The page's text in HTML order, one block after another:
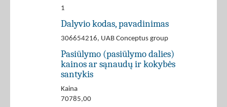
1
Dalyvio kodas, pavadinimas
306654216, UAB Conceptus group
Pasiūlymo (pasiūlymo dalies)
kainos ar sąnaudų ir kokybės
santykis
Kaina
70785,00